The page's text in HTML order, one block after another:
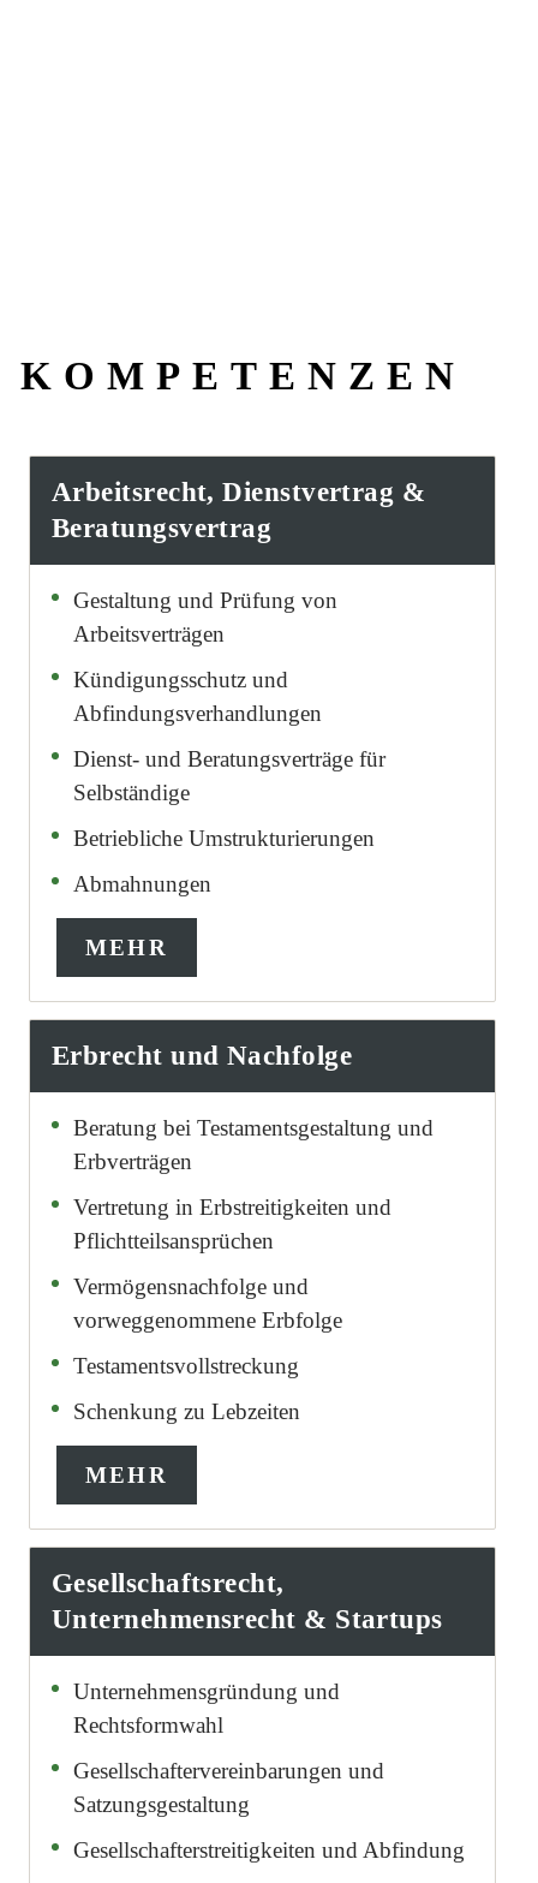
KOMPETENZEN
Arbeitsrecht, Dienstvertrag &
Beratungsvertrag
Gestaltung und Prüfung von
Arbeitsverträgen
Kündigungsschutz und
Abfindungsverhandlungen
Dienst- und Beratungsverträge für
Selbständige
Betriebliche Umstrukturierungen
Abmahnungen
MEHR
Erbrecht und Nachfolge
Beratung bei Testamentsgestaltung und
Erbverträgen
Vertretung in Erbstreitigkeiten und
Pflichtteilsansprüchen
Vermögensnachfolge und
vorweggenommene Erbfolge
Testamentsvollstreckung
Schenkung zu Lebzeiten
MEHR
Gesellschaftsrecht,
Unternehmensrecht & Startups
Unternehmensgründung und
Rechtsformwahl
Gesellschaftervereinbarungen und
Satzungsgestaltung
Gesellschafterstreitigkeiten und Abfindung